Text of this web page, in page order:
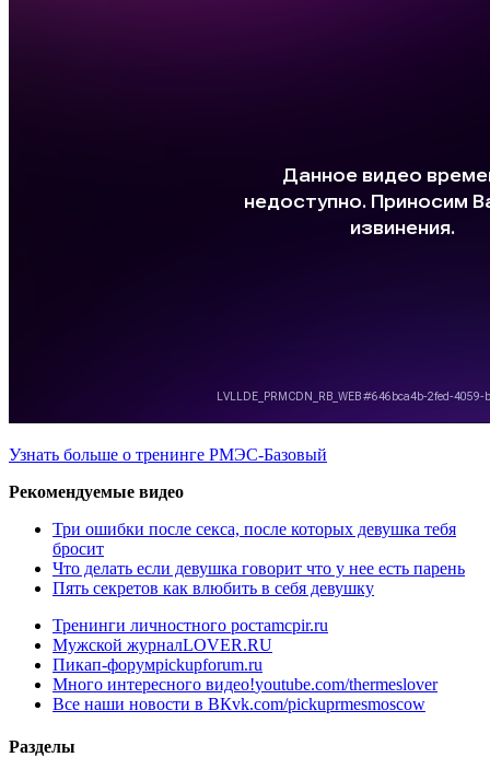
Узнать больше о тренинге РМЭС-Базовый
Рекомендуемые видео
Три ошибки после секса, после которых девушка тебя
бросит
Что делать если девушка говорит что у нее есть парень
Пять секретов как влюбить в себя девушку
Тренинги личностного ростаmcpir.ru
Мужской журналLOVER.RU
Пикап-форумpickupforum.ru
Много интересного видео!youtube.com/thermeslover
Все наши новости в ВКvk.com/pickuprmesmoscow
Разделы